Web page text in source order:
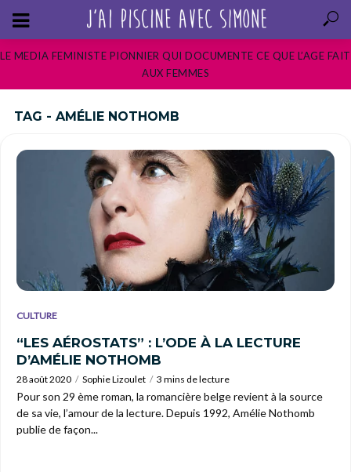
LE MEDIA FEMINISTE PIONNIER QUI DOCUMENTE CE QUE L’AGE FAIT
AUX FEMMES
TAG - AMÉLIE NOTHOMB
CULTURE
“LES AÉROSTATS” : L’ODE À LA LECTURE
D’AMÉLIE NOTHOMB
28 août 2020 Sophie Lizoulet 3 mins de lecture
Pour son 29 ème roman, la romancière belge revient à la source
de sa vie, l’amour de la lecture. Depuis 1992, Amélie Nothomb
publie de façon...